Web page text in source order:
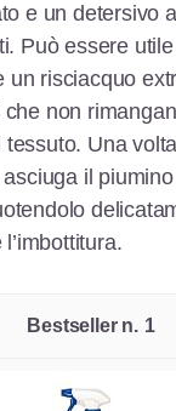
e un detersivo
Può essere utile
un risciacquo
non
tessuto. Una
il piumino
1